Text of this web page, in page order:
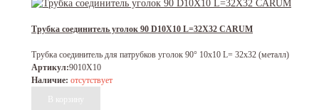
Трубка соединитель уголок 90 D10X10 L=32X32 CARUM
Трубка соединитель для патрубков уголок 90° 10x10 L= 32x32 (металл)
Артикул:9010X10
Наличие: отсутствует